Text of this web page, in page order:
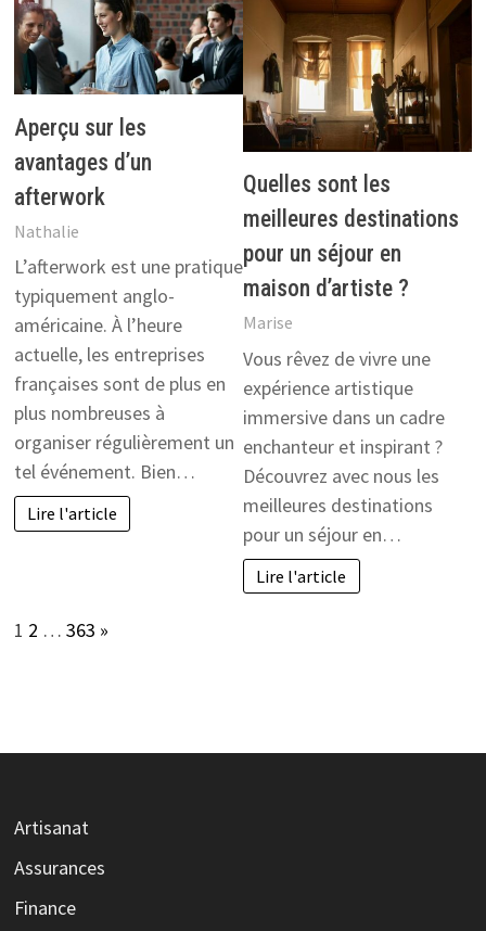
Aperçu sur les
avantages d’un
afterwork
Nathalie
L’afterwork est une pratique
typiquement anglo-
américaine. À l’heure
actuelle, les entreprises
françaises sont de plus en
plus nombreuses à
organiser régulièrement un
tel événement. Bien…
Lire l'article
Quelles sont les
meilleures destinations
pour un séjour en
maison d’artiste ?
Marise
Vous rêvez de vivre une
expérience artistique
immersive dans un cadre
enchanteur et inspirant ?
Découvrez avec nous les
meilleures destinations
pour un séjour en…
Lire l'article
Page:
1 2 … 363 Next
»
Artisanat
Assurances
Finance